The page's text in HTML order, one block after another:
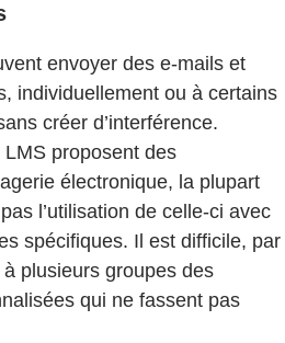
envoyer des e-mails et
individuellement ou à certains
créer d’interférence.
proposent des
électronique, la plupart
l’utilisation de celle-ci avec
spécifiques. Il est difficile, par
plusieurs groupes des
qui ne fassent pas